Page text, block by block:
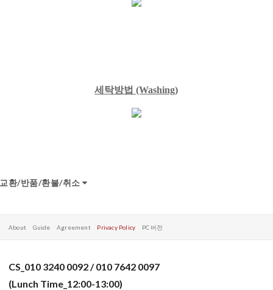
세탁방법 (Washing)
교환/반품/환불/취소
About Guide Agreement Privacy Policy PC 버전
CS_010 3240 0092 / 010 7642 0097
(Lunch Time_12:00-13:00)